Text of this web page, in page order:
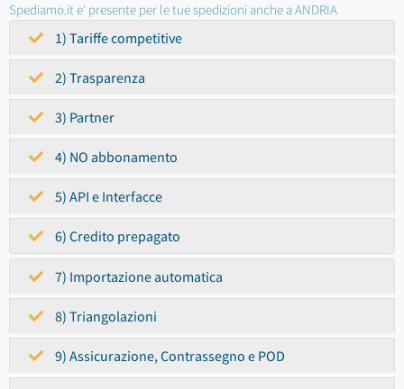
Spediamo.it e' presente per le tue spedizioni anche a ANDRIA
1) Tariffe competitive
2) Trasparenza
3) Partner
4) NO abbonamento
5) API e Interfacce
6) Credito prepagato
7) Importazione automatica
8) Triangolazioni
9) Assicurazione, Contrassegno e POD